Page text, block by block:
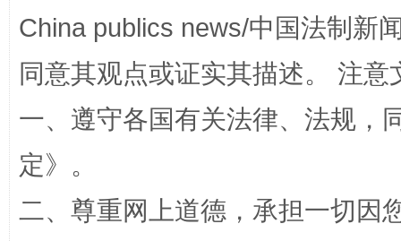
全民健身五年计划来了！等你上场
China publics news/中国法制新
同意其观点或证实其描述。 注
一、遵守各国有关法律、法规，
定》。
二、尊重网上道德，承担一切因